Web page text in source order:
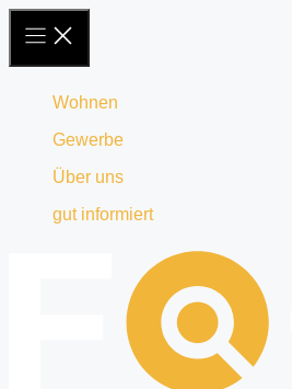
Zum
Inhalt
Wohnen
Gewerbe
Über uns
gut informiert